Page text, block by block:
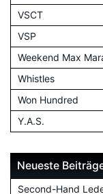
VSCT
VSP
Weekend Max
Whistles
Won Hundred
Y.A.S.
Neueste
Second-Hand